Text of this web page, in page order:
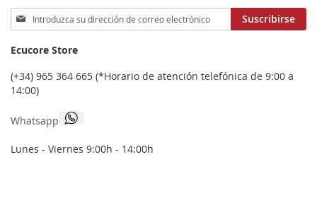
Inscríbase
a
boletín
de
noticias:
Suscribirse
Ecucore Store
(+34) 965 364 665 (*Horario de atención telefónica de 9:00 a
14:00)
Whatsapp
Lunes - Viernes 9:00h - 14:00h